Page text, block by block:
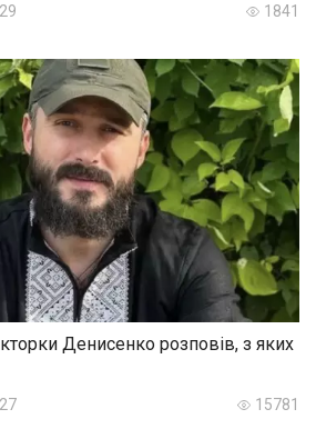
1841
Денисенко розповів, з яких
15781